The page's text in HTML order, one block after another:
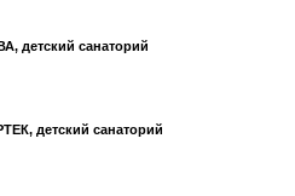
детский санаторий
детский санаторий